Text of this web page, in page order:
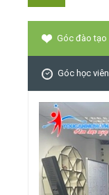
Góc đào tạo
Góc học viên